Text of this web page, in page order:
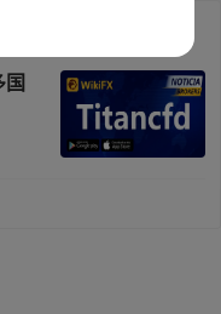
易。
利息、管理费、货币兑